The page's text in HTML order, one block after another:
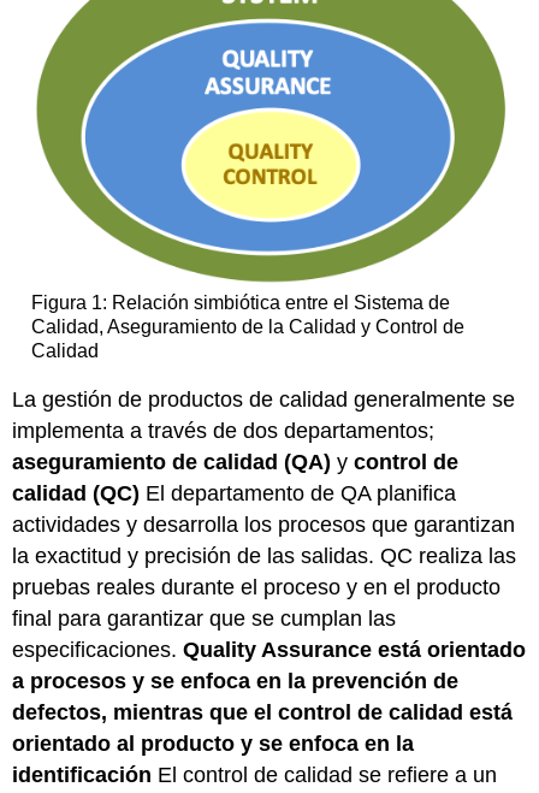
los
Formación
3.
Capacitación
Producción
5.
Acción
Correctiva
Actividad:
Capacitación
mediante
Buenas
Prácticas
de
Manufactura
(GMP)
MATERIALES
PROCEDIMIENTO
Formar
asignar
Figura 1: Relación simbiótica entre el Sistema de
Calidad, Aseguramiento de la Calidad y Control de
Calidad
La gestión de productos de calidad generalmente se
implementa a través de dos departamentos;
aseguramiento de calidad (QA) ycontrol de
calidad (QC) El departamento de QA planifica
actividades y desarrolla los procesos que garantizan
la exactitud y precisión de las salidas. QC realiza las
pruebas reales durante el proceso y en el producto
final para garantizar que se cumplan las
especificaciones.Quality Assurance está orientado
a procesos y se enfoca en la prevención de
defectos, mientras que el control de calidad está
orientado al producto y se enfoca en la
identificación El control de calidad se refiere a un